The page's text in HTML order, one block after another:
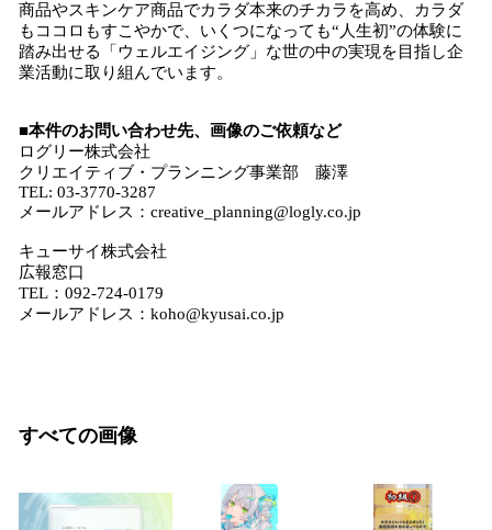
商品やスキンケア商品でカラダ本来のチカラを高め、カラダ
もココロもすこやかで、いくつになっても“人生初”の体験に
踏み出せる「ウェルエイジング」な世の中の実現を目指し企
業活動に取り組んでいます。
■本件のお問い合わせ先、画像のご依頼など
ログリー株式会社
クリエイティブ・プランニング事業部 藤澤
TEL: 03-3770-3287
メールアドレス：creative_planning@logly.co.jp
キューサイ株式会社
広報窓口
TEL：092-724-0179
メールアドレス：koho@kyusai.co.jp
すべての画像